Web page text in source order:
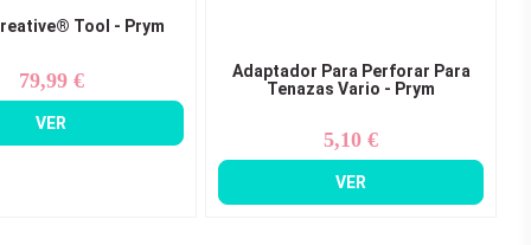
Tool - Prym
Precio
79,99 €
VER
Adaptador Para Perforar Para
Tenazas Vario - Prym
Precio
5,10 €
VER